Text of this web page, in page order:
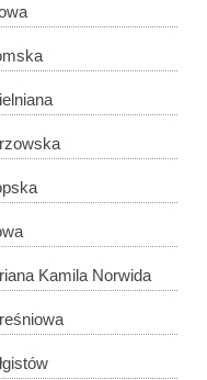
Kamila Norwida